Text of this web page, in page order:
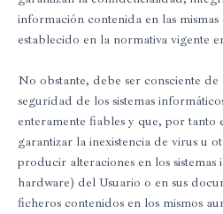
información contenida en las
establecido en la normativa vigente
No obstante, debe ser consciente de
seguridad de los sistemas
enteramente fiables y que, por
garantizar la inexistencia de virus u
producir alteraciones en los sistemas
hardware) del Usuario o en sus
ficheros contenidos en los mismos